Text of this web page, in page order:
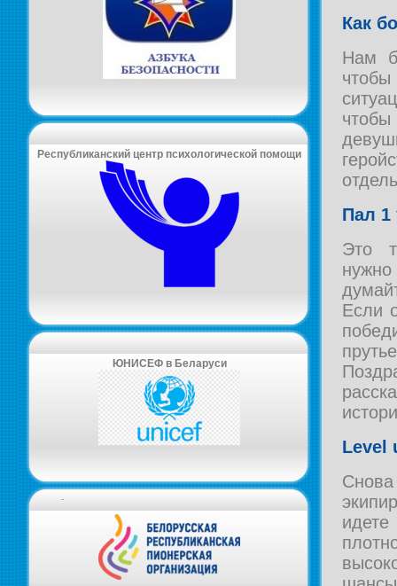
Республиканский центр психологической помощи
ЮНИСЕФ в Беларуси
-
Как
Нам
Пал 1
Это
Если
Level
Снова